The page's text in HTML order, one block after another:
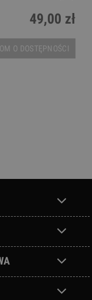
49,00 zł
O DOSTĘPNOŚCI